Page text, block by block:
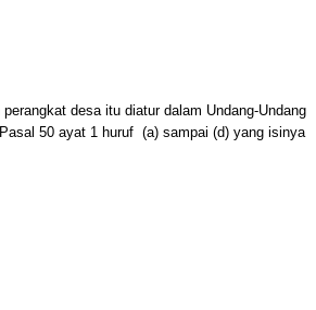
desa itu diatur dalam Undang-Undang
50 ayat 1 huruf (a) sampai (d) yang isinya